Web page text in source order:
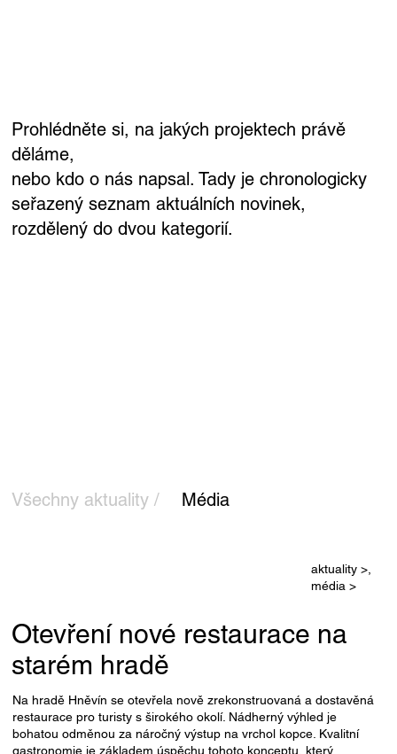
Prohlédněte si, na jakých projektech právě
děláme,
nebo kdo o nás napsal. Tady je chronologicky
seřazený seznam aktuálních novinek,
rozdělený do dvou kategorií.
Všechny aktuality / Média
aktuality >,
média >
Na hradě Hněvín se otevřela nově zrekonstruovaná a dostavěná
restaurace pro turisty s širokého okolí. Nádherný výhled je
bohatou odměnou za náročný výstup na vrchol kopce. Kvalitní
gastronomie je základem úspěchu tohoto konceptu, který
Otevření nové restaurace na
starém hradě